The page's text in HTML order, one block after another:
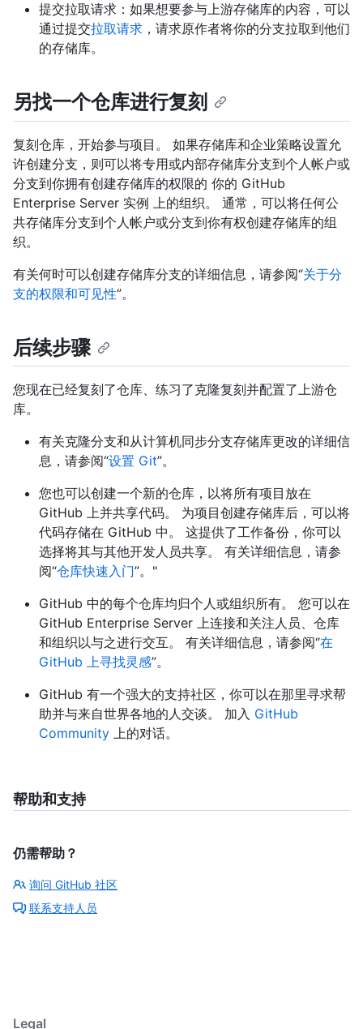
提交拉取请求：如果想要参与上游存储库的内容，可以
通过提交拉取请求 ，请求原作者将你的分支拉取到他们
的存储库。
另找一个仓库进行复刻
复刻仓库，开始参与项目。 如果存储库和企业策略设置允
许创建分支，则可以将专用或内部存储库分支到个人帐户或
分支到你拥有创建存储库的权限的 你的 GitHub
Enterprise Server 实例 上的组织。 通常，可以将任何公
共存储库分支到个人帐户或分支到你有权创建存储库的组
织。
有关何时可以创建存储库分支的详细信息，请参阅“关于分
支的权限和可见性”。
后续步骤
您现在已经复刻了仓库、练习了克隆复刻并配置了上游仓
库。
有关克隆分支和从计算机同步分支存储库更改的详细信
息，请参阅“设置 Git”。
您也可以创建一个新的仓库，以将所有项目放在
GitHub 上并共享代码。 为项目创建存储库后，可以将
代码存储在 GitHub 中。 这提供了工作备份，你可以
选择将其与其他开发人员共享。 有关详细信息，请参
阅“仓库快速入门”。"
GitHub 中的每个仓库均归个人或组织所有。 您可以在
GitHub Enterprise Server 上连接和关注人员、仓库
和组织以与之进行交互。 有关详细信息，请参阅“在
GitHub 上寻找灵感”。
GitHub 有一个强大的支持社区，你可以在那里寻求帮
助并与来自世界各地的人交谈。 加入 GitHub
Community 上的对话。
帮助和支持
仍需帮助？
询问 GitHub 社区
联系支持人员
Legal